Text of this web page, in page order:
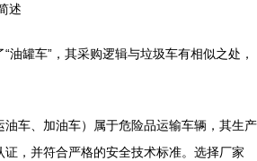
述
油罐车”，其采购逻辑与垃圾车有相似之处，
油车、加油车）属于危险品运输车辆，其生产
，并符合严格的安全技术标准。选择厂家